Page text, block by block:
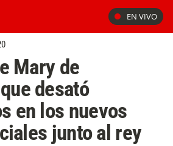
EN VIVO
Mary de
desató
en los nuevos
junto al rey